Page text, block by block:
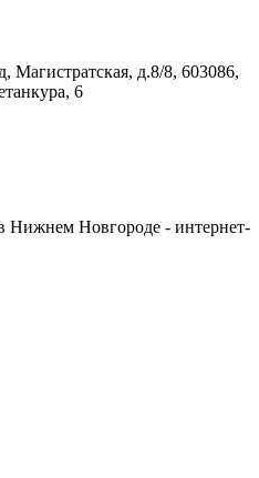
д.8/8, 603086,
6
Нижнем Новгороде - интернет-